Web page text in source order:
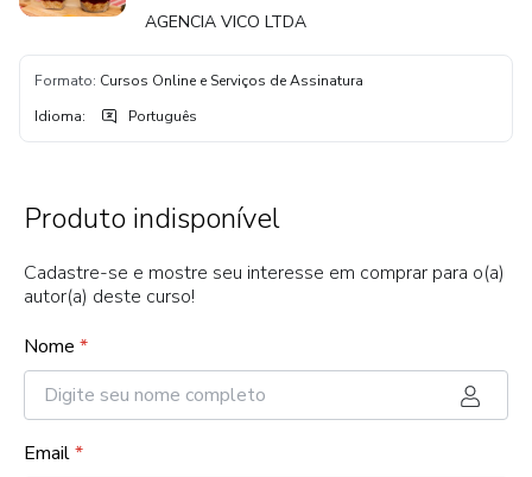
AGENCIA VICO LTDA
Formato: Cursos Online e Serviços de Assinatura
Idioma: Português
Produto indisponível
Cadastre-se e mostre seu interesse em comprar para o(a)
autor(a) deste curso!
Nome *
Email*